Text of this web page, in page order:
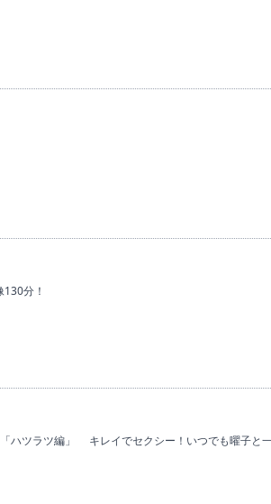
分！
ハツラツ編」 キレイでセクシー！いつでも曜子と一